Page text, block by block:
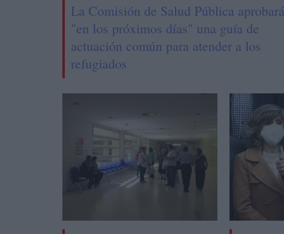
La Comisión de Salud Pública aprobará
"en los próximos días" una guía de
actuación común para atender a los
refugiados